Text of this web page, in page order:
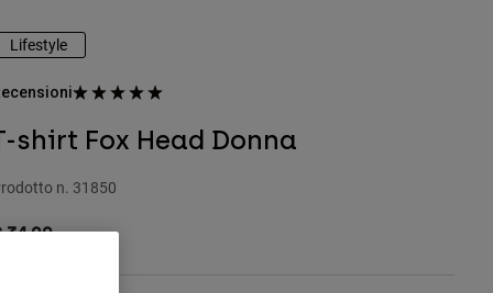
Lifestyle
shirt Fox Head Donna
n. 31850
34.99